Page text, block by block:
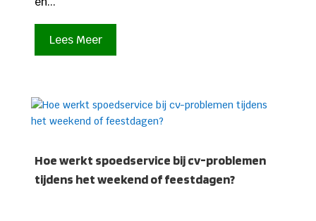
Lees Meer
Hoe werkt spoedservice bij cv-problemen
tijdens het weekend of feestdagen?